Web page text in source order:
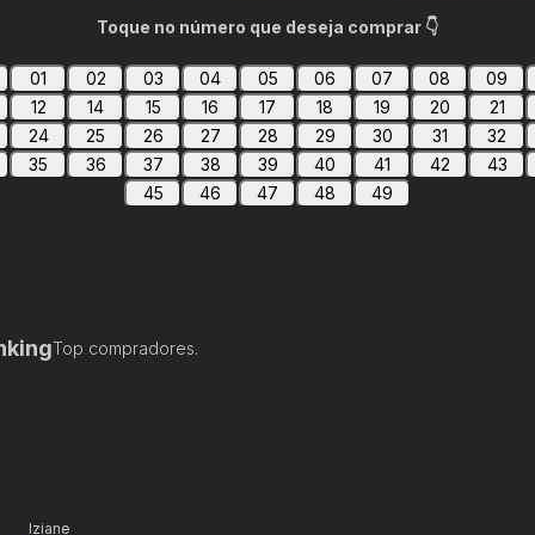
Toque no número que deseja comprar 👇
01 02 03 04 05 06 07 08 09
12 14 15 16 17 18 19 20 21
24 25 26 27 28 29 30 31 32
35 36 37 38 39 40 41 42 43
45
46 47 48 49
Top compradores.
Iziane